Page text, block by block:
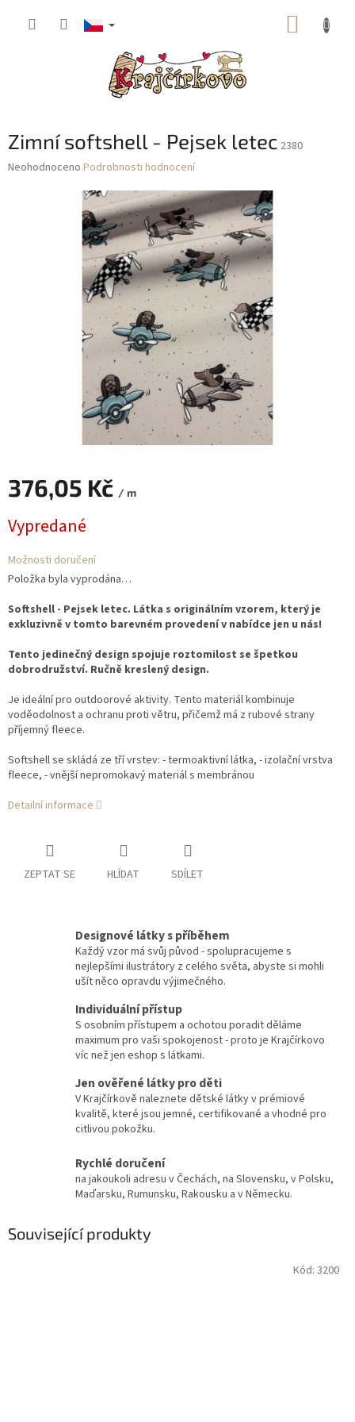
Zimní softshell - Pejsek letec 2380
Průměrné
Neohodnoceno Podrobnosti hodnocení
376,05 Kč / m
cena:
Vypredané
Možnosti doručení
Položka byla vyprodána…
Softshell - Pejsek letec. Látka s originálním vzorem, který je
exkluzivně v tomto barevném provedení v nabídce jen u nás!
Tento jedinečný design spojuje roztomilost se špetkou
dobrodružství. Ručně kreslený design.
Je ideální pro outdoorové aktivity. Tento materiál kombinuje
voděodolnost a ochranu proti větru, přičemž má z rubové strany
příjemný fleece.
Softshell se skládá ze tří vrstev: - termoaktivní látka, - izolační vrstva
fleece, - vnější nepromokavý materiál s membránou
Detailní informace
ZEPTAT SE HLÍDAT SDÍLET
Designové látky s příběhem
Každý vzor má svůj původ - spolupracujeme s
nejlepšími ilustrátory z celého světa, abyste si mohli
ušít něco opravdu výjimečného.
Individuální přístup
S osobním přístupem a ochotou poradit děláme
maximum pro vaši spokojenost - proto je Krajčírkovo
víc než jen eshop s látkami.
Jen ověřené látky pro děti
V Krajčírkově naleznete dětské látky v prémiové
kvalitě, které jsou jemné, certifikované a vhodné pro
citlivou pokožku.
Rychlé doručení
na jakoukoli adresu v Čechách, na Slovensku, v Polsku,
Maďarsku, Rumunsku, Rakousku a v Německu.
Související produkty
Kód: 3200